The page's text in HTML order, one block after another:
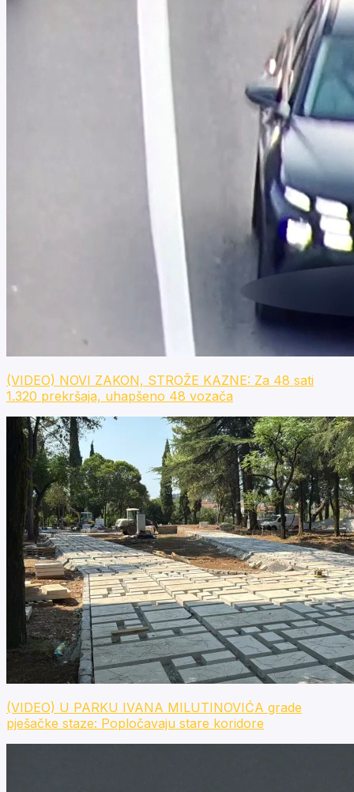
(VIDEO) NOVI ZAKON, STROŽE KAZNE: Za 48 sati
1.320 prekršaja, uhapšeno 48 vozača
(VIDEO) U PARKU IVANA MILUTINOVIĆA grade
pješačke staze: Popločavaju stare koridore